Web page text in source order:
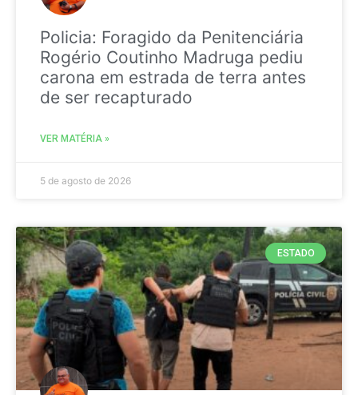
Policia: Foragido da Penitenciária
Rogério Coutinho Madruga pediu
carona em estrada de terra antes
de ser recapturado
VER MATÉRIA »
5 de agosto de 2026
ESTADO